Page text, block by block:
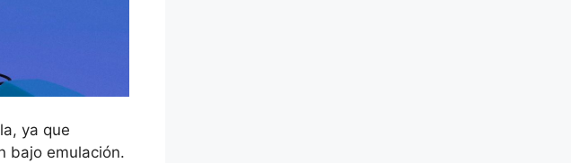
ya que
bajo emulación.